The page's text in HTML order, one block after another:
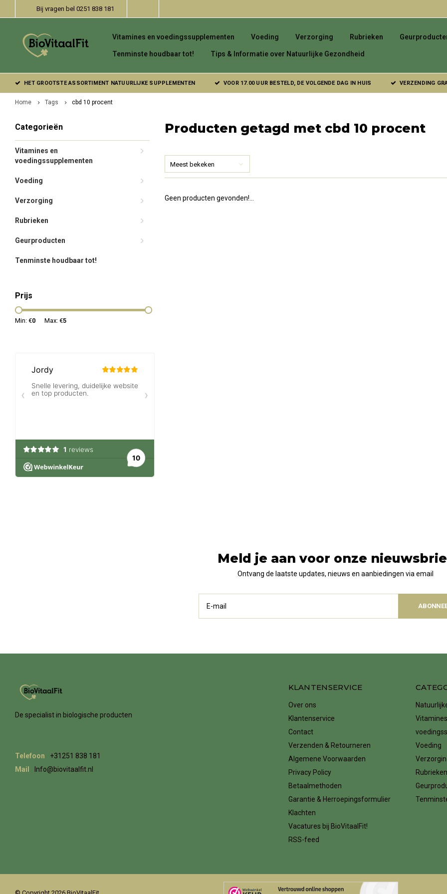
Bij vragen bel 0251 838 181
Vitamines en voedingssupplementen Voeding Verzorging Rubrieken
Tenminste houdbaar tot! Tips & Informatie over Natuurlijke Gezondheid
HET GROOTSTE ASSORTIMENT NATUURLIJKE SUPPLEMENTEN VOOR 17.00 UUR BESTELD, DE VOLGENDE DAG IN HUIS VERZENDING
Home Tags cbd 10 procent
Categorieën
Vitamines en
voedingssupplementen
Voeding
Verzorging
Rubrieken
Geurproducten
Tenminste houdbaar tot!
Prijs
Min: €0 Max: €5
Producten getagd met cbd 10 procent
Meest bekeken
Geen producten gevonden!...
Meld je aan voor onze
Ontvang de laatste updates, nieuws en aanbiedingen via email
De specialist in biologische producten
Telefoon
+31251 838 181
Mail
Info@biovitaalfit.nl
KLANTENSERVICE
Over ons
Klantenservice
Contact
Verzenden & Retourneren
Algemene Voorwaarden
Privacy Policy
Betaalmethoden
Garantie & Herroepingsformulier
Klachten
Vacatures bij BioVitaalFit!
RSS-feed
Voeding
Rubrieken